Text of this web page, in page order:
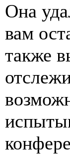
Она
вам
также